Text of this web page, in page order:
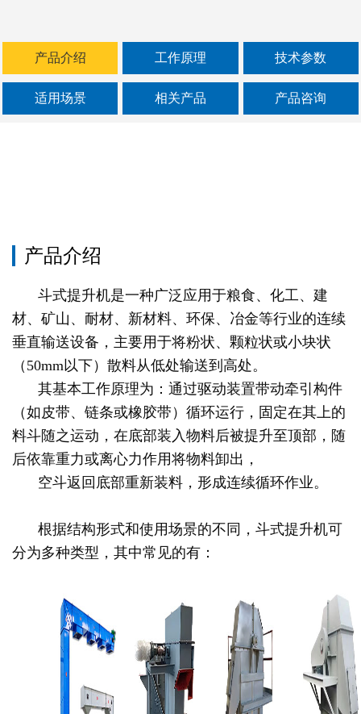
产品介绍 工作原理 技术参数
适用场景 相关产品 产品咨询
产品介绍
斗式提升机是一种广泛应用于粮食、化工、建
材、矿山、耐材、新材料、环保、冶金等行业的连续
垂直输送设备，主要用于将粉状、颗粒状或小块状
（50mm以下）散料从低处输送到高处。
其基本工作原理为：通过驱动装置带动牵引构件
（如皮带、链条或橡胶带）循环运行，固定在其上的
料斗随之运动，在底部装入物料后被提升至顶部，随
后依靠重力或离心力作用将物料卸出，
空斗返回底部重新装料，形成连续循环作业。
根据结构形式和使用场景的不同，斗式提升机可
分为多种类型，其中常见的有：